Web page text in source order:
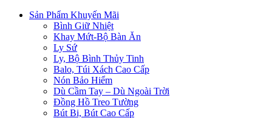
Sản Phẩm Khuyến Mãi
Bình Giữ Nhiệt
Khay Mứt-Bộ Bàn Ăn
Ly Sứ
Ly, Bộ Bình Thủy Tinh
Balo, Túi Xách Cao Cấp
Nón Bảo Hiểm
Dù Cầm Tay – Dù Ngoài Trời
Đồng Hồ Treo Tường
Bút Bi, Bút Cao Cấp